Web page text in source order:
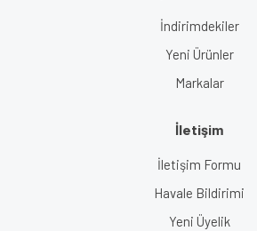
İndirimdekiler
Yeni Ürünler
Markalar
İletişim
İletişim Formu
Havale Bildirimi
Yeni Üyelik